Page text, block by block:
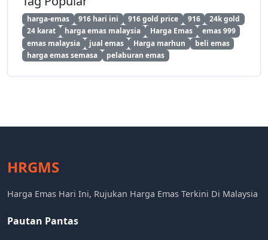
harga-emas 916 hari ini 916 gold price 916
24k gold
24 karat
harga emas malaysia Harga Emas
emas 999
emas malaysia
jual emas Harga marhun
beli emas
harga emas semasa
pelaburan emas
HRGMS
Harga Emas Hari Ini, Rujukan Harga Emas Terkini Di Malaysia
Pautan Pantas